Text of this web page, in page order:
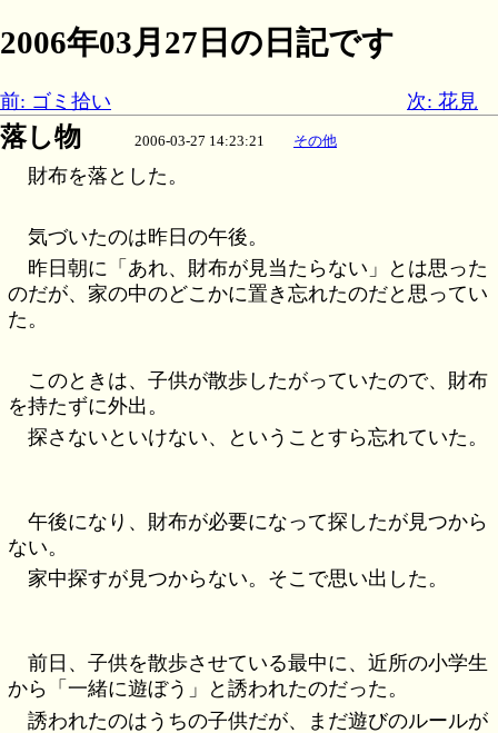
2006年03月27日の日記です
前: ゴミ拾い 次: 花見
落し物 2006-03-27 14:23:21 その他
財布を落とした。
気づいたのは昨日の午後。
昨日朝に「あれ、財布が見当たらない」とは思った
のだが、家の中のどこかに置き忘れたのだと思ってい
た。
このときは、子供が散歩したがっていたので、財布
を持たずに外出。
探さないといけない、ということすら忘れていた。
午後になり、財布が必要になって探したが見つから
ない。
家中探すが見つからない。そこで思い出した。
前日、子供を散歩させている最中に、近所の小学生
から「一緒に遊ぼう」と誘われたのだった。
誘われたのはうちの子供だが、まだ遊びのルールが